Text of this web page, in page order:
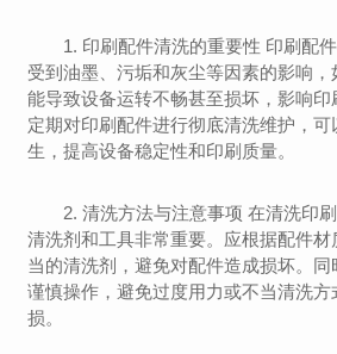
1. 印刷配件清洗的重要性 印刷配
受到油墨、污垢和灰尘等因素的影响
能导致设备运转不畅甚至损坏，影响印
定期对印刷配件进行彻底清洗维护，
生，提高设备稳定性和印刷质量。
2. 清洗方法与注意事项 在清洗印
清洗剂和工具非常重要。应根据配件
当的清洗剂，避免对配件造成损坏。
谨慎操作，避免过度用力或不当清洗
损。